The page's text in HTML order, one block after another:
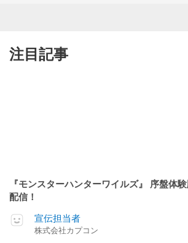
注目記事
『モンスターハンターワイルズ』 序盤体
配信！
宣伝担当者
株式会社カプコン